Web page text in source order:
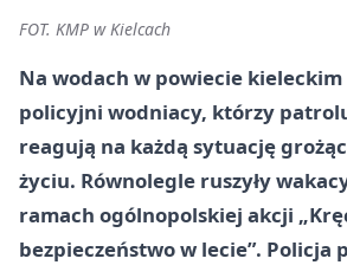
FOT. KMP w Kielcach
Na wodach w powiecie
policyjni wodniacy, którzy
reagują na każdą sytuację
życiu. Równolegle ruszyły
ramach ogólnopolskiej akcji
bezpieczeństwo w lecie”. Policja